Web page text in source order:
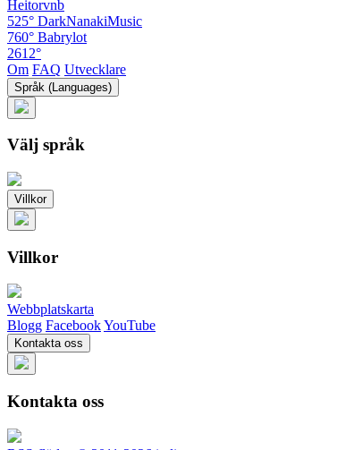
Heitorvnb
525° DarkNanakiMusic
760° Babrylot
2612°
Om FAQ Utvecklare
Språk (Languages)
Välj språk
Villkor
Villkor
Webbplatskarta
Blogg FacebookYouTube
Kontakta oss
Kontakta oss